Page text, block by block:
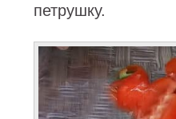
петрушку.